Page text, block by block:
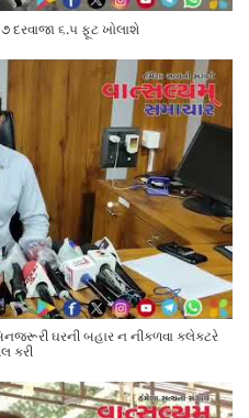
દરવાજા ૬.૫ ફૂટ ખોલાશે
ઘરની બહાર ન નીકળવા કલેક્ટરે
કરી